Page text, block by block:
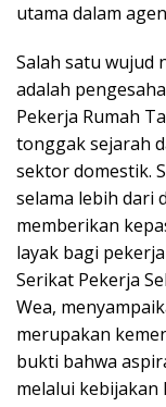
utama dalam
Salah satu wujud
adalah
Pekerja Rumah
tonggak sejarah
sektor domestik.
selama lebih dari
memberikan
layak bagi
Serikat Pekerja
Wea,
merupakan
bukti bahwa
melalui kebijakan